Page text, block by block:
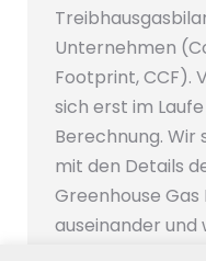
Unternehmen
Footprint, CCF).
sich erst im
Berechnung. Wir
mit den Details
Greenhouse
auseinander und